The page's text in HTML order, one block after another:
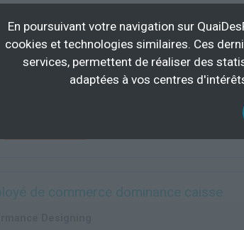
Monnaie
199 h
Plus
de commerce dominance caisse
En poursuivant votre navigation sur
cookies et technologies similaires. Ces
services, permettent de réaliser des
adaptées à vos centres